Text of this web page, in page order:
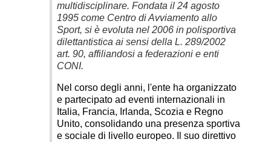
multidisciplinare. Fondata il 24 agosto
1995 come Centro di Avviamento allo
Sport, si è evoluta nel 2006 in polisportiva
dilettantistica ai sensi della L. 289/2002
art. 90, affiliandosi a federazioni e enti
CONI.
Nel corso degli anni, l'ente ha organizzato
e partecipato ad eventi internazionali in
Italia, Francia, Irlanda, Scozia e Regno
Unito, consolidando una presenza sportiva
e sociale di livello europeo. Il suo direttivo